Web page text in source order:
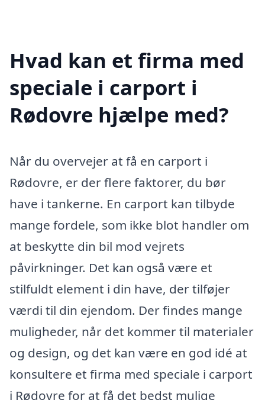
Hvad kan et firma med
speciale i carport i
Rødovre hjælpe med?
Når du overvejer at få en carport i
Rødovre, er der flere faktorer, du bør
have i tankerne. En carport kan tilbyde
mange fordele, som ikke blot handler om
at beskytte din bil mod vejrets
påvirkninger. Det kan også være et
stilfuldt element i din have, der tilføjer
værdi til din ejendom. Der findes mange
muligheder, når det kommer til materialer
og design, og det kan være en god idé at
konsultere et firma med speciale i carport
i Rødovre for at få det bedst mulige